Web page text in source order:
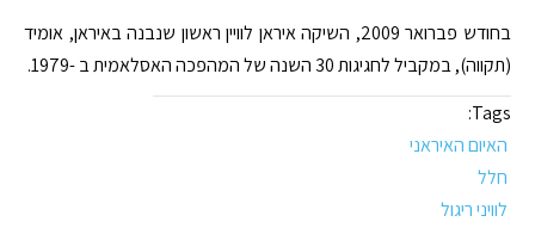
בחודש פברואר 2009, השיקה איראן לוויין ראשון שנבנה באיראן, אומיד
(תקווה), במקביל לחגיגות 30 השנה של המהפכה האסלאמית ב -1979.
Tags:
האיום האיראני
חלל
לוויני ריגול